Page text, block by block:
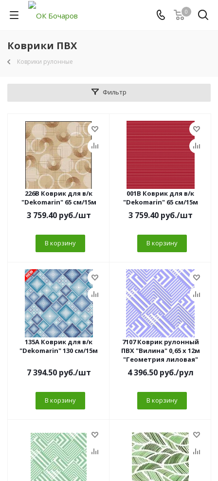
0
Коврики ПВХ
Коврики рулонные
Фильтр
226B Коврик для в/к
"Dekomarin" 65 см/15м
3 759.40руб./шт
В корзину
001B Коврик для в/к
"Dekomarin" 65 см/15м
3 759.40руб./шт
В корзину
135A Коврик для в/к
"Dekomarin" 130 см/15м
7 394.50руб./шт
В корзину
7107 Коврик рулонный
ПВХ "Вилина" 0,65 х 12м
"Геометрия лиловая"
4 396.50руб./рул
В корзину